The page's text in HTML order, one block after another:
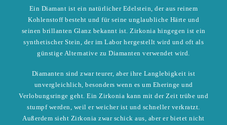
Ein Diamant ist ein natürlicher Edelstein, der aus reinem
Kohlenstoff besteht und für seine unglaubliche Härte und
seinen brillanten Glanz bekannt ist. Zirkonia hingegen ist ein
synthetischer Stein, der im Labor hergestellt wird und oft als
günstige Alternative zu Diamanten verwendet wird.
Diamanten sind zwar teurer, aber ihre Langlebigkeit ist
unvergleichlich, besonders wenn es um Eheringe und
Verlobungsringe geht. Ein Zirkonia kann mit der Zeit trübe und
stumpf werden, weil er weicher ist und schneller verkratzt.
Außerdem sieht Zirkonia zwar schick aus, aber er bietet nicht